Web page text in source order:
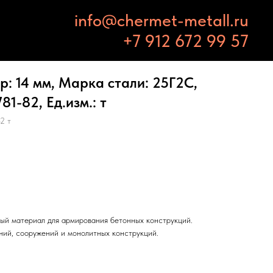
info@chermet-metall.ru
+7 912 672 99 57
14 мм, Марка стали: 25Г2С,
82, Ед.изм.: т
т
материал для армирования бетонных конструкций.
сооружений и монолитных конструкций.